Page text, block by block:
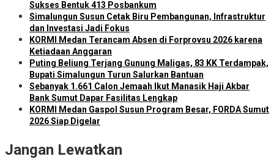
Sukses Bentuk 413 Posbankum
Simalungun Susun Cetak Biru Pembangunan, Infrastruktur
dan Investasi Jadi Fokus
KORMI Medan Terancam Absen di Forprovsu 2026 karena
Ketiadaan Anggaran
Puting Beliung Terjang Gunung Maligas, 83 KK Terdampak,
Bupati Simalungun Turun Salurkan Bantuan
Sebanyak 1.661 Calon Jemaah Ikut Manasik Haji Akbar
Bank Sumut Dapar Fasilitas Lengkap
KORMI Medan Gaspol Susun Program Besar, FORDA Sumut
2026 Siap Digelar
Jangan Lewatkan